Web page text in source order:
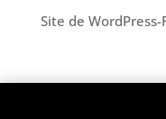
Site de WordPress-